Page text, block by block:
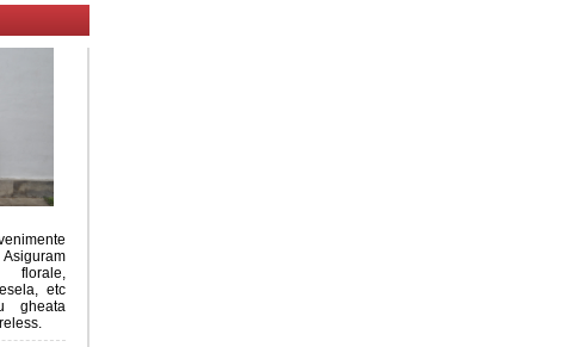
florale,
etc
gheata